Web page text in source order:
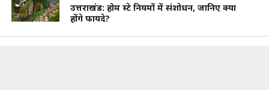
उत्तराखंड: होम स्टे नियमों में संशोधन, जानिए क्या
होंगे फायदे?